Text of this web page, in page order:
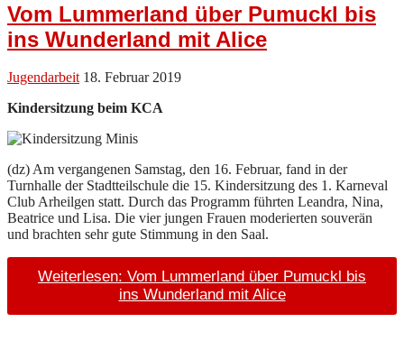
Vom Lummerland über Pumuckl bis
ins Wunderland mit Alice
Jugendarbeit 18. Februar 2019
Kindersitzung beim KCA
(dz) Am vergangenen Samstag, den 16. Februar, fand in der
Turnhalle der Stadtteilschule die 15. Kindersitzung des 1. Karneval
Club Arheilgen statt. Durch das Programm führten Leandra, Nina,
Beatrice und Lisa. Die vier jungen Frauen moderierten souverän
und brachten sehr gute Stimmung in den Saal.
Weiterlesen: Vom Lummerland über Pumuckl bis
ins Wunderland mit Alice